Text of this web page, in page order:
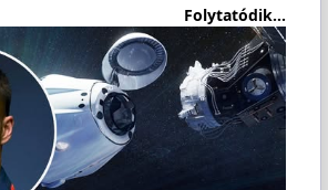
Folytatódik...